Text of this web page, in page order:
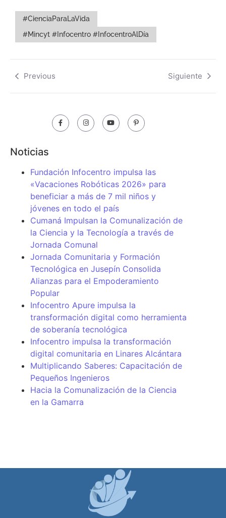
#CienciaParaLaVida
#Mincyt #Infocentro #InfocentroAlDía
Previous Siguiente
Noticias
Fundación Infocentro impulsa las
«Vacaciones Robóticas 2026» para
beneficiar a más de 7 mil niños y
jóvenes en todo el país
Cumaná Impulsan la Comunalización de
la Ciencia y la Tecnología a través de
Jornada Comunal
Jornada Comunitaria y Formación
Tecnológica en Jusepín Consolida
Alianzas para el Empoderamiento
Popular
Infocentro Apure impulsa la
transformación digital como herramienta
de soberanía tecnológica
Infocentro impulsa la transformación
digital comunitaria en Linares Alcántara
Multiplicando Saberes: Capacitación de
Pequeños Ingenieros
Hacia la Comunalización de la Ciencia
en la Gamarra